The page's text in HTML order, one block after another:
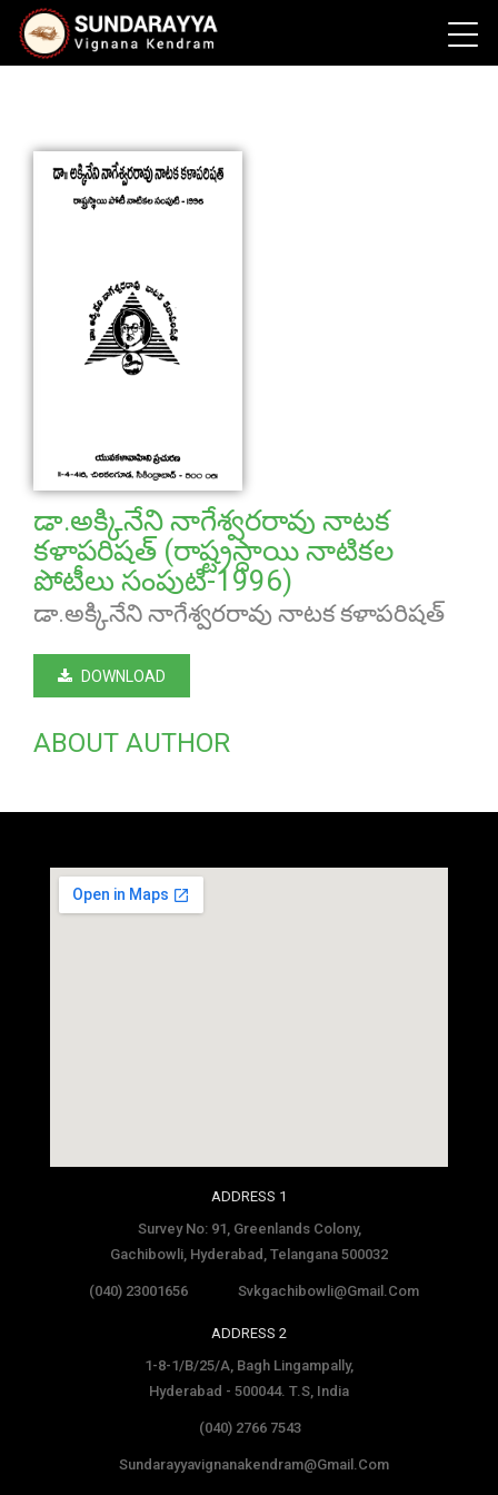
డా.అక్కినేని నాగేశ్వరరావు నాటక
కళాపరిషత్ (రాష్ట్రస్ధాయి నాటికల
పోటీలు సంపుటి-1996)
డా.అక్కినేని నాగేశ్వరరావు నాటక కళాపరిషత్
DOWNLOAD
ABOUT AUTHOR
ADDRESS 1
Survey No: 91, Greenlands Colony,
Gachibowli, Hyderabad, Telangana 500032
(040) 23001656 Svkgachibowli@gmail.com
ADDRESS 2
1-8-1/B/25/A, Bagh Lingampally,
Hyderabad - 500044. T.S, India
(040) 2766 7543
Sundarayyavignanakendram@gmail.com